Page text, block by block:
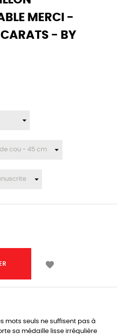
MERCI -
CARATS - BY

mots seuls ne suffisent pas à
sa médaille lisse irrégulière